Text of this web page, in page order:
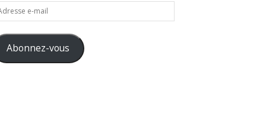
Abonnez-vous